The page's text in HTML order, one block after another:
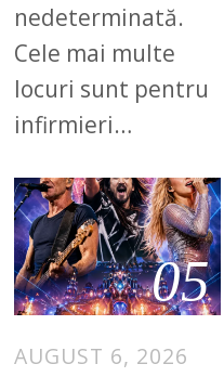
nedeterminată.
Cele mai multe
locuri sunt pentru
infirmieri…
05
AUGUST 6, 2026